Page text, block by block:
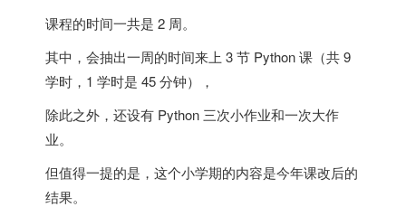
课程的时间一共是 2 周。
其中，会抽出一周的时间来上 3 节 Python 课（共 9
学时，1 学时是 45 分钟），
除此之外，还设有 Python 三次小作业和一次大作
业。
但值得一提的是，这个小学期的内容是今年课改后的
结果。